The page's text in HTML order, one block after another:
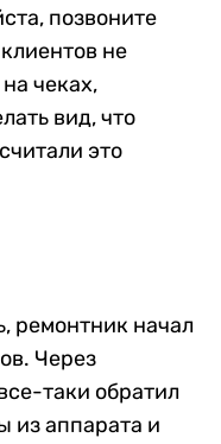
позвоните
не
чеках,
вид, что
это
ремонтник начал
Через
таки обратил
из аппарата и